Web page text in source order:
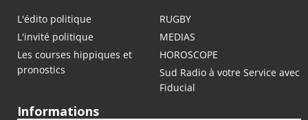
L'édito politique
RUGBY
L'invité politique
MEDIAS
Les courses hippiques et
pronostics
HOROSCOPE
Sud Radio à votre Service avec
Fiducial
Informations